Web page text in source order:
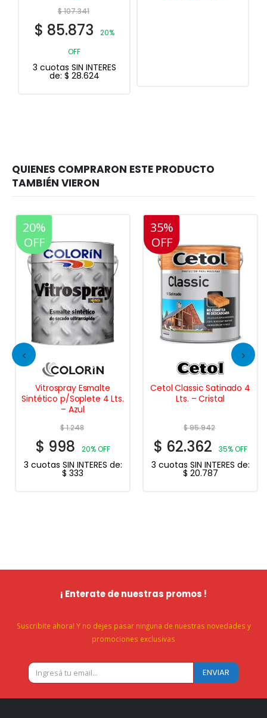
20%
OFF
Vitrospray Esmalte
Sintético p/Soplete 4 Lts.
– Azul
$1.248
$ 998 20% OFF
3 cuotas SIN INTERES de:
$ 333
35%
OFF
20%
OFF
Cetol Classic Satinado 4
Lts. – Cristal
$95.942
$ 62.362 35% OFF
3 cuotas SIN INTERES de:
$ 20.787
¡ Enterate de nuestras promos !
Suscribite ahora! Y no dejes pasar ninguna de nuestras novedades y
promociones exclusivas